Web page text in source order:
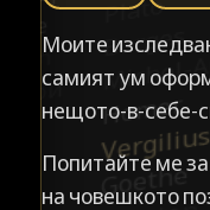
Моите
самият ум
нещото-в-себе-
Попитайте ме
на човешкото